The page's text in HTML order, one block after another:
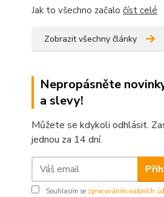
Jak to všechno začalo číst celé
Zobrazit všechny články
Nepropásněte
a slevy!
Můžete se kdykoli odhlásit.
jednou za 14 dní.
Souhlasím se zpracováním osobních